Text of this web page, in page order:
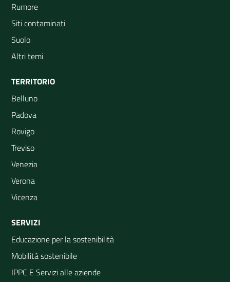
Rumore
Siti contaminati
Suolo
Altri temi
TERRITORIO
Belluno
Padova
Rovigo
Treviso
Venezia
Verona
Vicenza
SERVIZI
Educazione per la sostenibilità
Mobilità sostenibile
IPPC E Servizi alle aziende